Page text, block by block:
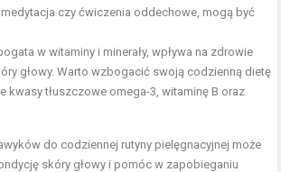
czy ćwiczenia oddechowe, mogą być
bogata w witaminy i minerały, wpływa na zdrowie
głowy. Warto wzbogacić swoją codzienną dietę
kwasy tłuszczowe omega-3, witaminę B oraz
do codziennej rutyny pielęgnacyjnej może
skóry głowy i pomóc w zapobieganiu